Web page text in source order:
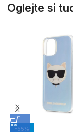
Oglejte si
-55%